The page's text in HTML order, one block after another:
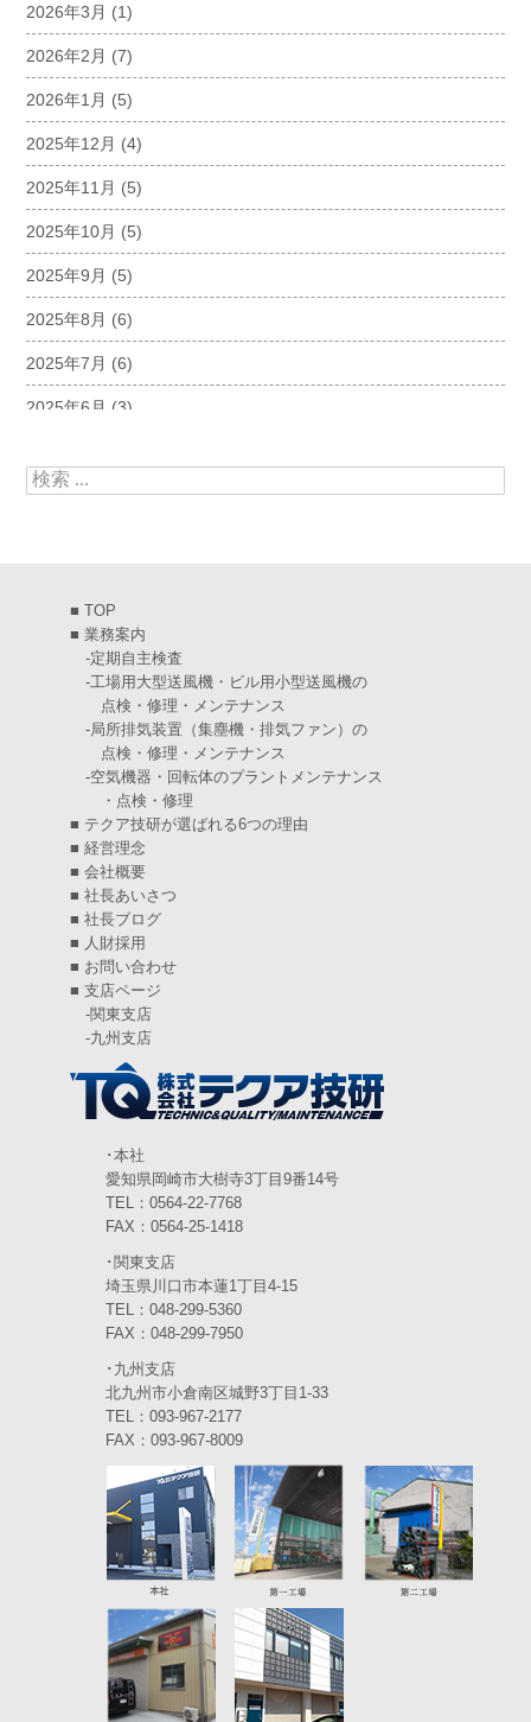
2026年3月 (1)
2026年2月 (7)
2026年1月 (5)
2025年12月 (4)
2025年11月 (5)
2025年10月 (5)
2025年9月 (5)
2025年8月 (6)
2025年7月 (6)
2025年6月 (3)
2025年4月(5)
2025年1月(7)
2024年12月(4)
2024年11月(6)
2024年10月(5)
2024年9月(4)
2024年8月(5)
2024年7月(6)
2024年6月 (4)
2024年5月(5)
2024年4月(5)
(6)
2024年2月(4)
(6)
2023年12月(3)
2023年10月(3)
2023年9月(4)
(3)
2023年7月(5)
(5)
(5)
(2)
(6)
検索:
■ TOP
■ 業務案内
-定期自主検査
-工場用大型送風機・ビル用小型送風機の
点検・修理・メンテナンス
-局所排気装置（集塵機・排気ファン）の
点検・修理・メンテナンス
-空気機器・回転体のプラントメンテナンス
・点検・修理
■ テクア技研が選ばれる6つの理由
■ 経営理念
■ 会社概要
■ 社長あいさつ
■ 社長ブログ
■ 人財採用
■ お問い合わせ
■ 支店ページ
-関東支店
-九州支店
･本社
愛知県岡崎市大樹寺3丁目9番14号
TEL：0564-22-7768
FAX：0564-25-1418
･関東支店
埼玉県川口市本蓮1丁目4-15
TEL：048-299-5360
FAX：048-299-7950
･九州支店
北九州市小倉南区城野3丁目1-33
TEL：093-967-2177
FAX：093-967-8009